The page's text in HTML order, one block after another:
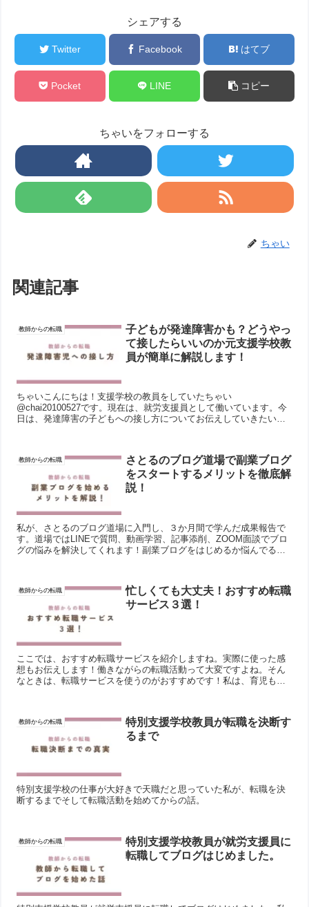
シェアする
Twitter Facebook はてブ
Pocket LINE コピー
ちゃいをフォローする
ちゃい
関連記事
教師からの転職
子どもが発達障害かも？どうやっ
て接したらいいのか元支援学校教
員が簡単に解説します！
ちゃいこんにちは！支援学校の教員をしていたちゃい
@chai20100527です。現在は、就労支援員として働いています。今
日は、発達障害の子どもへの接し方についてお伝えしていきたいと
教師からの転職
さとるのブログ道場で副業ブログ
をスタートするメリットを徹底解
説！
私が、さとるのブログ道場に入門し、３か月間で学んだ成果報告で
す。道場ではLINEで質問、動画学習、記事添削、ZOOM面談でブロ
グの悩みを解決してくれます！副業ブログをはじめるか悩んでるあ
教師からの転職
忙しくても大丈夫！おすすめ転職
サービス３選！
ここでは、おすすめ転職サービスを紹介しますね。実際に使った感
想もお伝えします！働きながらの転職活動って大変ですよね。そん
なときは、転職サービスを使うのがおすすめです！私は、育児もあ
教師からの転職
特別支援学校教員が転職を決断す
るまで
特別支援学校の仕事が大好きで天職だと思っていた私が、転職を決
断するまでそして転職活動を始めてからの話。
教師からの転職
特別支援学校教員が就労支援員に
転職してブログはじめました。